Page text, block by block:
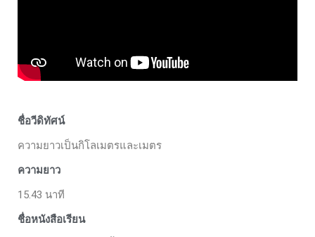
ชื่อวีดิทัศน์
ความยาวเป็นกิโลเมตรและเมตร
ความยาว
15.43 นาที
ชื่อหนังสือเรียน